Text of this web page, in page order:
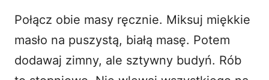
Połącz obie masy ręcznie. Miksuj miękkie
masło na puszystą, białą masę. Potem
dodawaj zimny, ale sztywny budyń. Rób